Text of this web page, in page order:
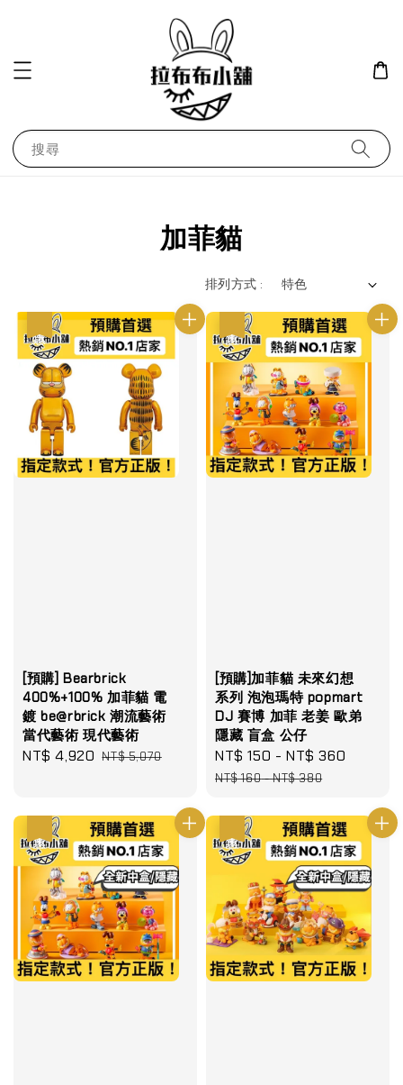
搜尋
加菲貓
排列方式 :
[預購] Bearbrick
400%+100% 加菲貓 電
鍍 be@rbrick 潮流藝術
當代藝術 現代藝術
Sale
NT$ 4,920 Regular
NT$ 5,070
[預購]加菲貓 未來幻想
系列 泡泡瑪特 popmart
DJ 賽博 加菲 老姜 歐弟
隱藏 盲盒 公仔
Sale
price
NT$ 150 -NT$ 360
NT$ 160-NT$ 380